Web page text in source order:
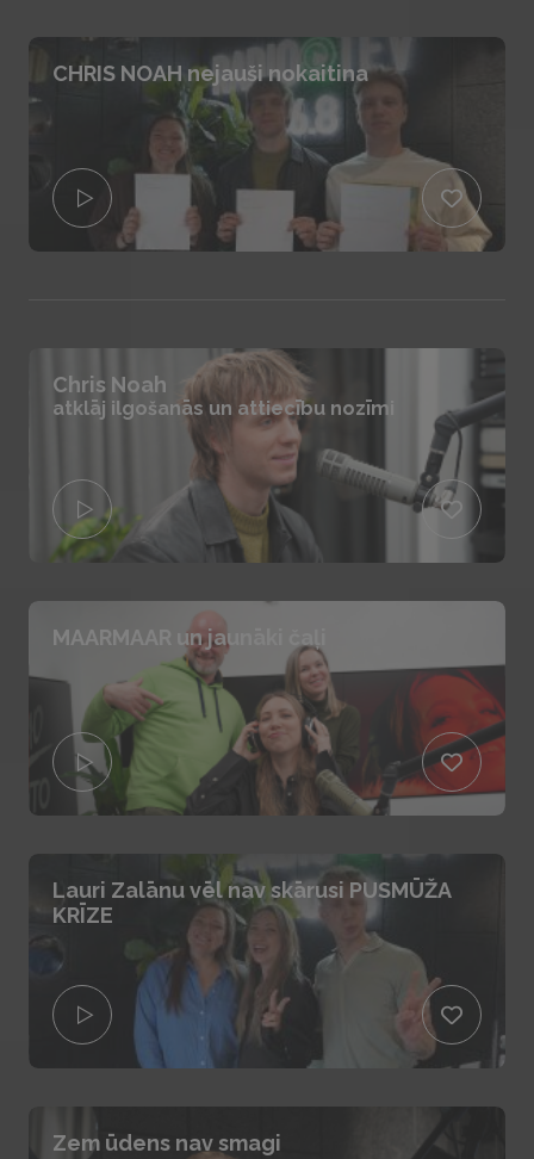
CHRIS NOAH nejauši nokaitina
Chris Noah
atklāj ilgošanās un attiecību nozīmi
MAARMAAR un jaunāki čaļi
Lauri Zalānu vēl nav skārusi PUSMŪŽA
KRĪZE
Zem ūdens nav smagi